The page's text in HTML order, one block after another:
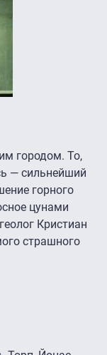
городом. То,
— сильнейший
горного
цунами
Кристиан
страшного